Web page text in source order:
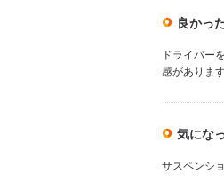
良かっ
ドライバー
感があります
気にな
サスペンシ